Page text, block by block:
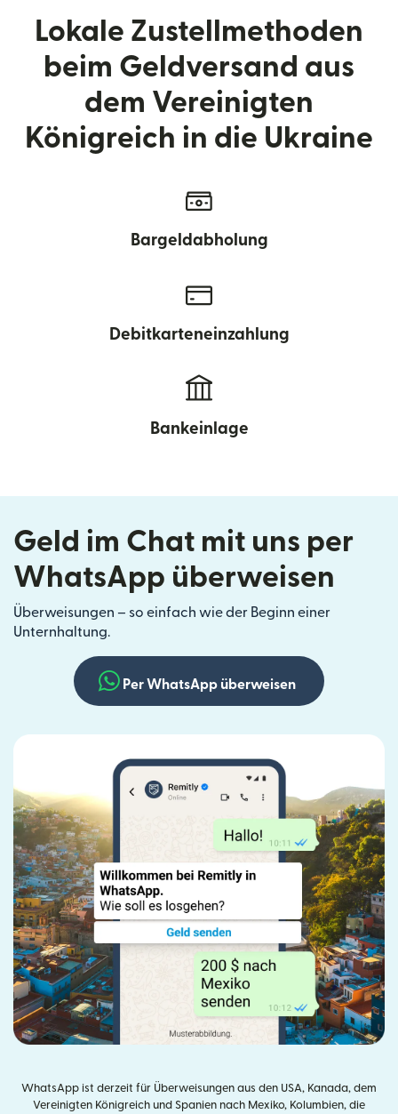
Lokale Zustellmethoden
beim Geldversand aus
dem Vereinigten
Königreich in die Ukraine
Bargeldabholung
Debitkarteneinzahlung
Bankeinlage
Geld im Chat mit uns per
WhatsApp überweisen
Überweisungen – so einfach wie der Beginn einer
Unternhaltung.
Per WhatsApp überweisen
WhatsApp ist derzeit für Überweisungen aus den USA, Kanada, dem
Vereinigten Königreich und Spanien nach Mexiko, Kolumbien, die